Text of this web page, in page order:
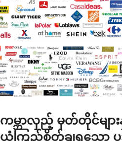
ကမ္ဘာလှည့် မှတ်တိုင်များ
ယုံကြည်စိတ်ချရသော ပူး